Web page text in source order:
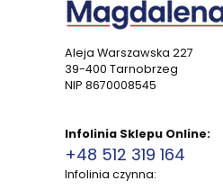
Aleja Warszawska 227
39-400 Tarnobrzeg
NIP 8670008545
Infolinia Sklepu Online:
+48 512 319 164
Infolinia czynna: